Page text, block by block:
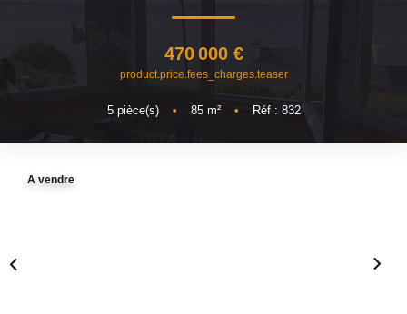
470 000 €
product.price.fees_charges.teaser
5pièce(s) • 85m² • Réf : 832
A vendre